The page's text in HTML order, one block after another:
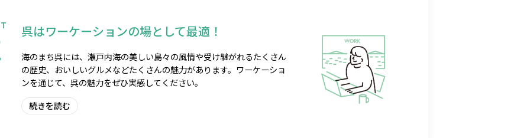
呉はワーケーションの場として最適！
海のまち呉には、瀬戸内海の美しい島々の風情や受け継がれるたくさん
の歴史、おいしいグルメなどたくさんの魅力があります。ワーケーショ
ンを通じて、呉の魅力をぜひ実感してください。
続きを読む